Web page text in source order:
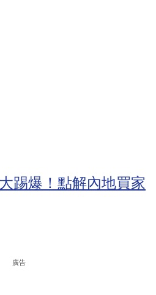
踢爆！點解內地買家
廣告